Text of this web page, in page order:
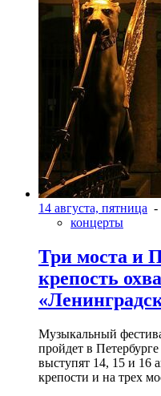
14 августа, пятница -
концерты
Три моста и
крепость
Музыкальный
пройдет в
выступят 14, 15 и 16
крепости и на трех